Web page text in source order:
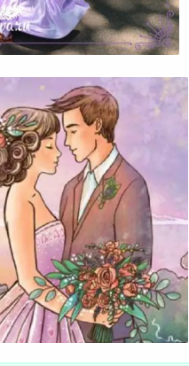
Мужчин